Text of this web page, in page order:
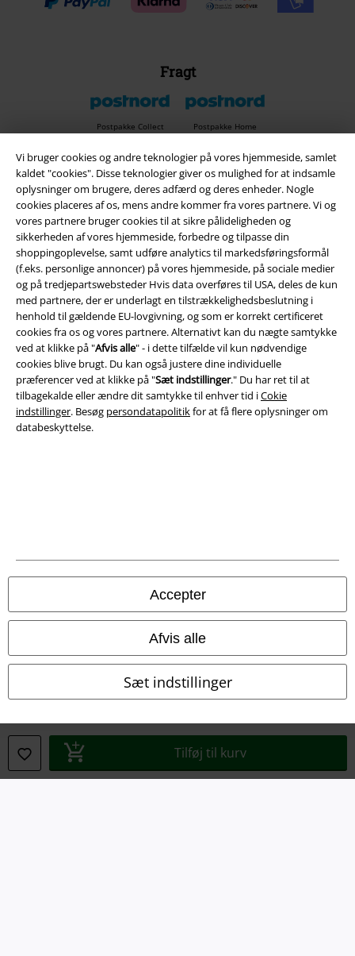
Vi bruger cookies og andre teknologier på vores hjemmeside, samlet
kaldet "cookies". Disse teknologier giver os mulighed for at indsamle
oplysninger om brugere, deres adfærd og deres enheder. Nogle
cookies placeres af os, mens andre kommer fra vores partnere. Vi og
vores partnere bruger cookies til at sikre pålideligheden og
sikkerheden af ​​vores hjemmeside, forbedre og tilpasse din
shoppingoplevelse, samt udføre analytics til markedsføringsformål
(f.eks. personlige annoncer) på vores hjemmeside, på sociale medier
og på tredjepartswebsteder Hvis data overføres til USA, deles de kun
med partnere, der er underlagt en tilstrækkelighedsbeslutning i
henhold til gældende EU-lovgivning, og som er korrekt certificeret
cookies fra os og vores partnere. Alternativt kan du nægte samtykke
ved at klikke på "Afvis alle" - i dette tilfælde vil kun nødvendige
cookies blive brugt. Du kan også justere dine individuelle
præferencer ved at klikke på "Sæt indstillinger." Du har ret til at
tilbagekalde eller ændre dit samtykke til enhver tid iCokie
indstillinger. Besøg persondatapolitikfor at få flere oplysninger om
databeskyttelse.
Accepter
Afvis alle
Sæt indstillinger
Tilføj til kurv
Fragt
Postpakke Collect Postpakke Home
EMP app
Download den nye EMP app gratis og få glæde af alle forbedringerne
og fordelene!
A Warner Music Group Company
Salgs-, medlems- & leveringsbetingelser
Om EMP Danmark
Bortskaffelse af affald og miljøbeskyttelse
Overensstemmelseserklæring
Oplysninger om tilgængelighed